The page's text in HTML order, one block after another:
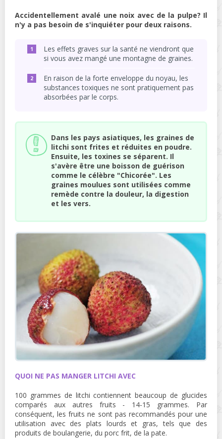
Accidentellement avalé une noix avec de la pulpe? Il
n'y a pas besoin de s'inquiéter pour deux raisons.
Les effets graves sur la santé ne viendront que
si vous avez mangé une montagne de graines.
En raison de la forte enveloppe du noyau, les
substances toxiques ne sont pratiquement pas
absorbées par le corps.
Dans les pays asiatiques, les graines de
litchi sont frites et réduites en poudre.
Ensuite, les toxines se séparent. Il
s'avère être une boisson de guérison
comme le célèbre "Chicorée". Les
graines moulues sont utilisées comme
remède contre la douleur, la digestion
et les vers.
QUOI NE PAS MANGER LITCHI AVEC
100 grammes de litchi contiennent beaucoup de glucides
comparés aux autres fruits - 14-15 grammes. Par
conséquent, les fruits ne sont pas recommandés pour une
utilisation avec des plats lourds et gras, tels que des
produits de boulangerie, du porc frit, de la pate.